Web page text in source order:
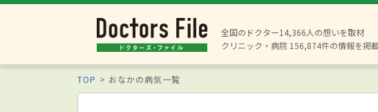
全国のドクター14,366人の想いを取材
クリニック・病院 156,874件の情報を掲
TOP おなかの病気一覧